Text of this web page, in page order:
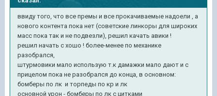
ввиду того, что все премы и все прокачиваемые надоели , а
нового контента пока нет (советские линкоры для широких
масс пока так и не подвезли), решил качать авики !
решил начать с хошо ! более-менее по механике
разобрался,
штурмовики мало использую т.к дамажки мало дают и с
прицелом пока не разобрался до конца, в основном:
бомберы по лк и торпеды по кр и лк
основной урон - бомберы по лк с цитками